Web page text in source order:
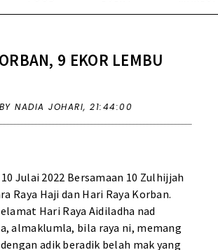
9 EKOR LEMBU
BY NADIA JOHARI,21:44:00
Julai 2022 Bersamaan 10 Zulhijjah
Raya Haji dan Hari Raya Korban.
Hari Raya Aidiladha nad
almaklumla, bila raya ni, memang
adik beradik belah mak yang